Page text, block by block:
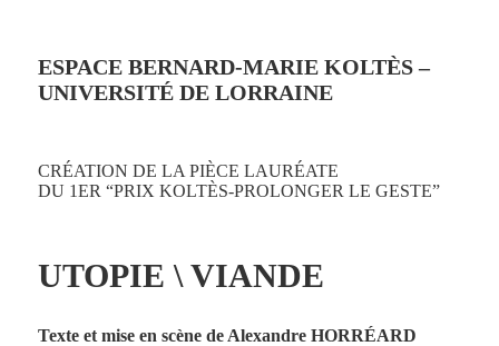
ESPACE BERNARD-MARIE KOLTÈS –
UNIVERSITÉ DE LORRAINE
CRÉATION DE LA PIÈCE LAURÉATE
DU 1ER “PRIX KOLTÈS-PROLONGER LE GESTE”
UTOPIE \ VIANDE
Texte et mise en scène de Alexandre HORRÉARD